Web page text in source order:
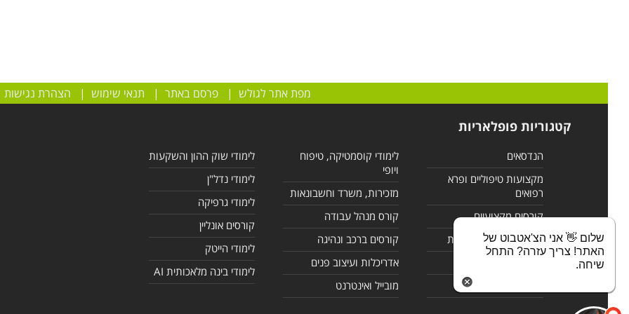
מפת אתר לגולש |פרסם באתר | תנאי שימוש | הצהרת נגישות
קטגוריות פופלאריות
הנדסאים
מקצועות טיפוליים ופרא
רפואים
קורסים מקצועיים
לימודי מחשבים ורשתות
לימודי קוסמטיקה, טיפוח
ויופי
מזכירות, משרד וחשבונאות
קורס מנהל עבודה
קורסים ברכב ונהיגה
אדריכלות ועיצוב פנים
מובייל ואינטרנט
לימודי שוק ההון והשקעות
לימודי נדל"ן
לימודי גרפיקה
קורסים אונליין
לימודי הייטק
לימודי בינה מלאכותית AI
שלום 👋 אני הצ'אטבוט של
האתר! צריך עזרה? התחל
שיחה.